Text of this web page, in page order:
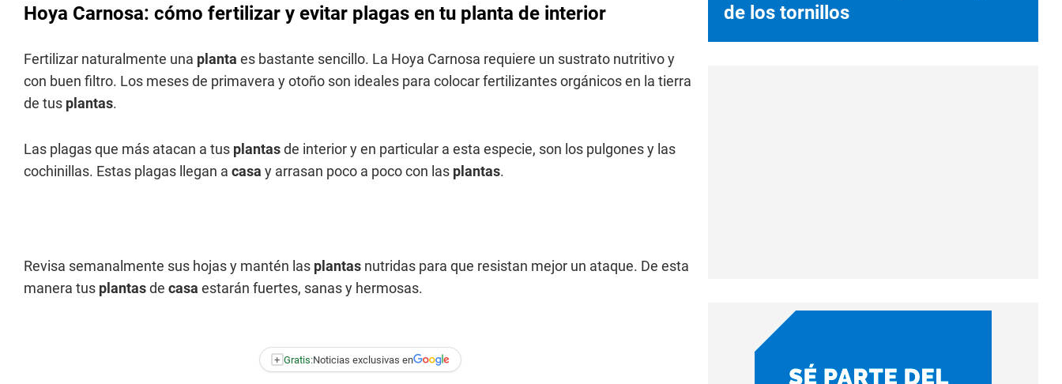
Hoya Carnosa: cómo fertilizar y evitar plagas en tu planta de interior
Fertilizar naturalmente una planta es bastante sencillo. La Hoya Carnosa requiere un sustrato nutritivo y
con buen filtro. Los meses de primavera y otoño son ideales para colocar fertilizantes orgánicos en la tierra
de tus plantas.
Las plagas que más atacan a tus plantasde interior y en particular a esta especie, son los pulgones y las
cochinillas. Estas plagas llegan a casa y arrasan poco a poco con las plantas.
Revisa semanalmente sus hojas y mantén las plantas nutridas para que resistan mejor un ataque. De esta
manera tus plantasde casa estarán fuertes, sanas y hermosas.
+ Gratis:Noticias exclusivas en
de los tornillos